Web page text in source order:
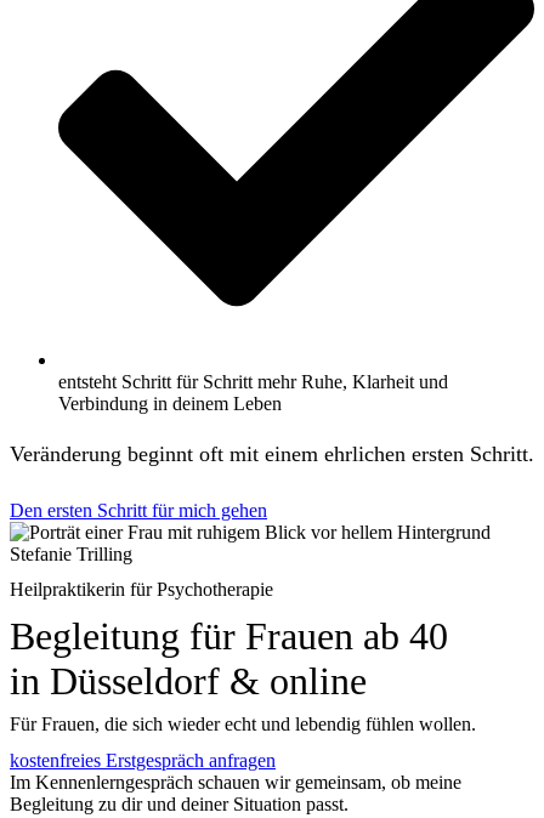
entsteht Schritt für Schritt mehr Ruhe, Klarheit und
Verbindung in deinem Leben
Veränderung beginnt oft mit einem ehrlichen ersten Schritt.
Den ersten Schritt für mich gehen
Stefanie Trilling
Heilpraktikerin für Psychotherapie
Begleitung für Frauen ab 40
in Düsseldorf & online
Für Frauen, die sich wieder echt und lebendig fühlen wollen.
kostenfreies Erstgespräch anfragen
Im Kennenlerngespräch schauen wir gemeinsam, ob meine
Begleitung zu dir und deiner Situation passt.